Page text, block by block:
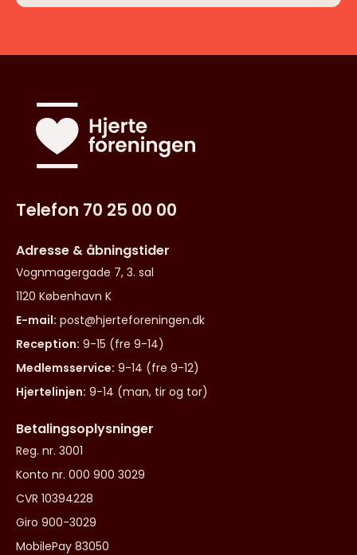
Telefon 70 25 00 00
Adresse & åbningstider
Vognmagergade 7, 3. sal
1120 København K
E-mail: post@hjerteforeningen.dk
Reception: 9-15 (fre 9-14)
Medlemsservice: 9-14 (fre 9-12)
Hjertelinjen: 9-14 (man, tir og tor)
Betalingsoplysninger
Reg. nr. 3001
Konto nr. 000 900 3029
CVR 10394228
Giro 900-3029
MobilePay 83050